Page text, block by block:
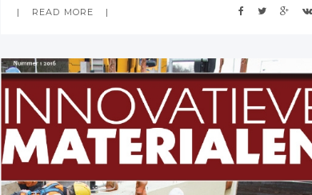
zijn te downloaden:
READ MORE